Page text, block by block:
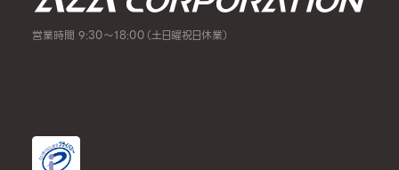
営業時間 9:30～18:00（土日曜祝日休業）